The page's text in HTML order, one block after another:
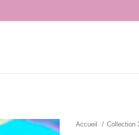
Accueil Collection